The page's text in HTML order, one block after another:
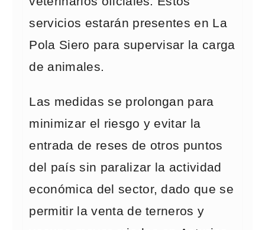
servicios estarán presentes en La
Pola Siero para supervisar la carga
de animales.
Las medidas se prolongan para
minimizar el riesgo y evitar la
entrada de reses de otros puntos
del país sin paralizar la actividad
económica del sector, dado que se
permitir la venta de terneros y